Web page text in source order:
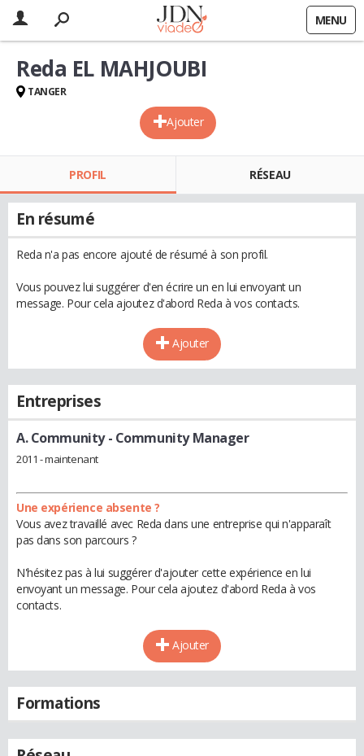
MENU
Ajouter
Reda EL MAHJOUBI
TANGER
PROFIL RÉSEAU
En résumé
Reda n'a pas encore ajouté de résumé à son profil.
Vous pouvez lui suggérer d'en écrire un en lui envoyant un
message. Pour cela ajoutez d'abord Reda à vos contacts.
Ajouter
Entreprises
A. Community- Community Manager
2011 - maintenant
Une expérience absente ?
Vous avez travaillé avec Reda dans une entreprise qui n'apparaît
pas dans son parcours ?
N'hésitez pas à lui suggérer d'ajouter cette expérience en lui
envoyant un message. Pour cela ajoutez d'abord Reda à vos
contacts.
Ajouter
Formations